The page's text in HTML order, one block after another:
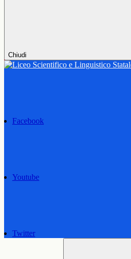
Chiudi
Facebook
Youtube
Twitter